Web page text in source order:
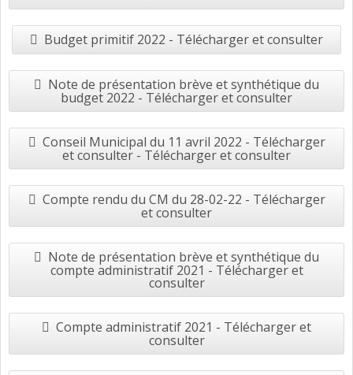
Budget primitif 2022 - Télécharger et consulter
Note de présentation brève et synthétique du
budget 2022 - Télécharger et consulter
Conseil Municipal du 11 avril 2022 - Télécharger
et consulter - Télécharger et consulter
Compte rendu du CM du 28-02-22 - Télécharger
et consulter
Note de présentation brève et synthétique du
compte administratif 2021 - Télécharger et
consulter
Compte administratif 2021 - Télécharger et
consulter